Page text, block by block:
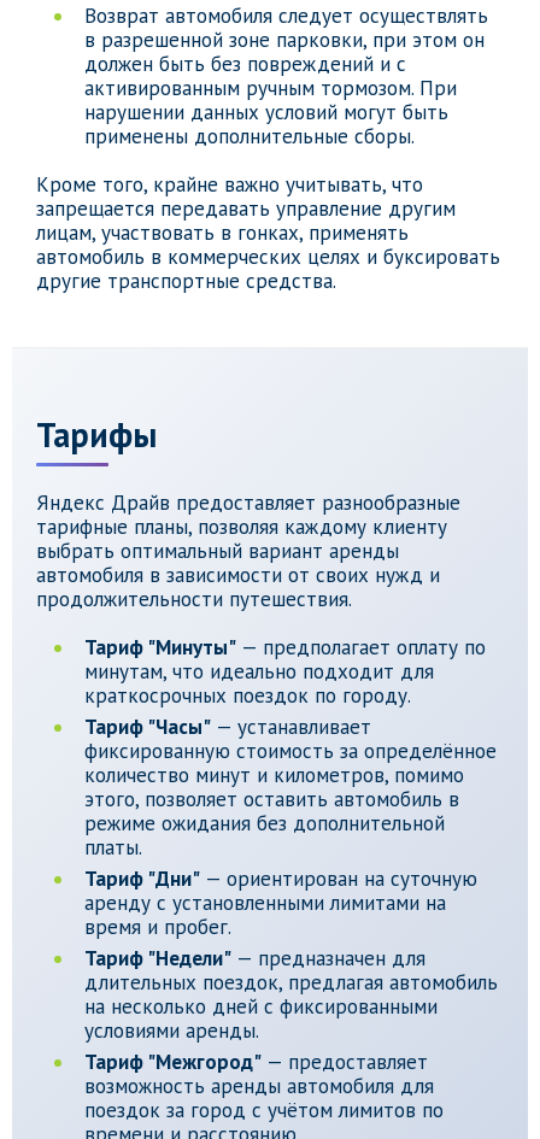
Возврат автомобиля следует осуществлять
в разрешенной зоне парковки, при этом он
должен быть без повреждений и с
активированным ручным тормозом. При
нарушении данных условий могут быть
применены дополнительные сборы.
Кроме того, крайне важно учитывать, что
запрещается передавать управление другим
лицам, участвовать в гонках, применять
автомобиль в коммерческих целях и буксировать
другие транспортные средства.
Тарифы
Яндекс Драйв предоставляет разнообразные
тарифные планы, позволяя каждому клиенту
выбрать оптимальный вариант аренды
автомобиля в зависимости от своих нужд и
продолжительности путешествия.
Тариф "Минуты" — предполагает оплату по
минутам, что идеально подходит для
краткосрочных поездок по городу.
Тариф "Часы" — устанавливает
фиксированную стоимость за определённое
количество минут и километров, помимо
этого, позволяет оставить автомобиль в
режиме ожидания без дополнительной
платы.
Тариф "Дни" — ориентирован на суточную
аренду с установленными лимитами на
время и пробег.
Тариф "Недели" — предназначен для
длительных поездок, предлагая автомобиль
на несколько дней с фиксированными
условиями аренды.
Тариф "Межгород" — предоставляет
возможность аренды автомобиля для
поездок за город с учётом лимитов по